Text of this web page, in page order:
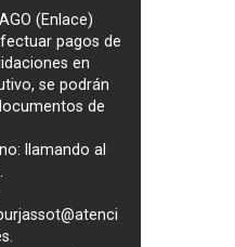
(Enlace)
pagos de
en
, se podrán
de
llamando al
.